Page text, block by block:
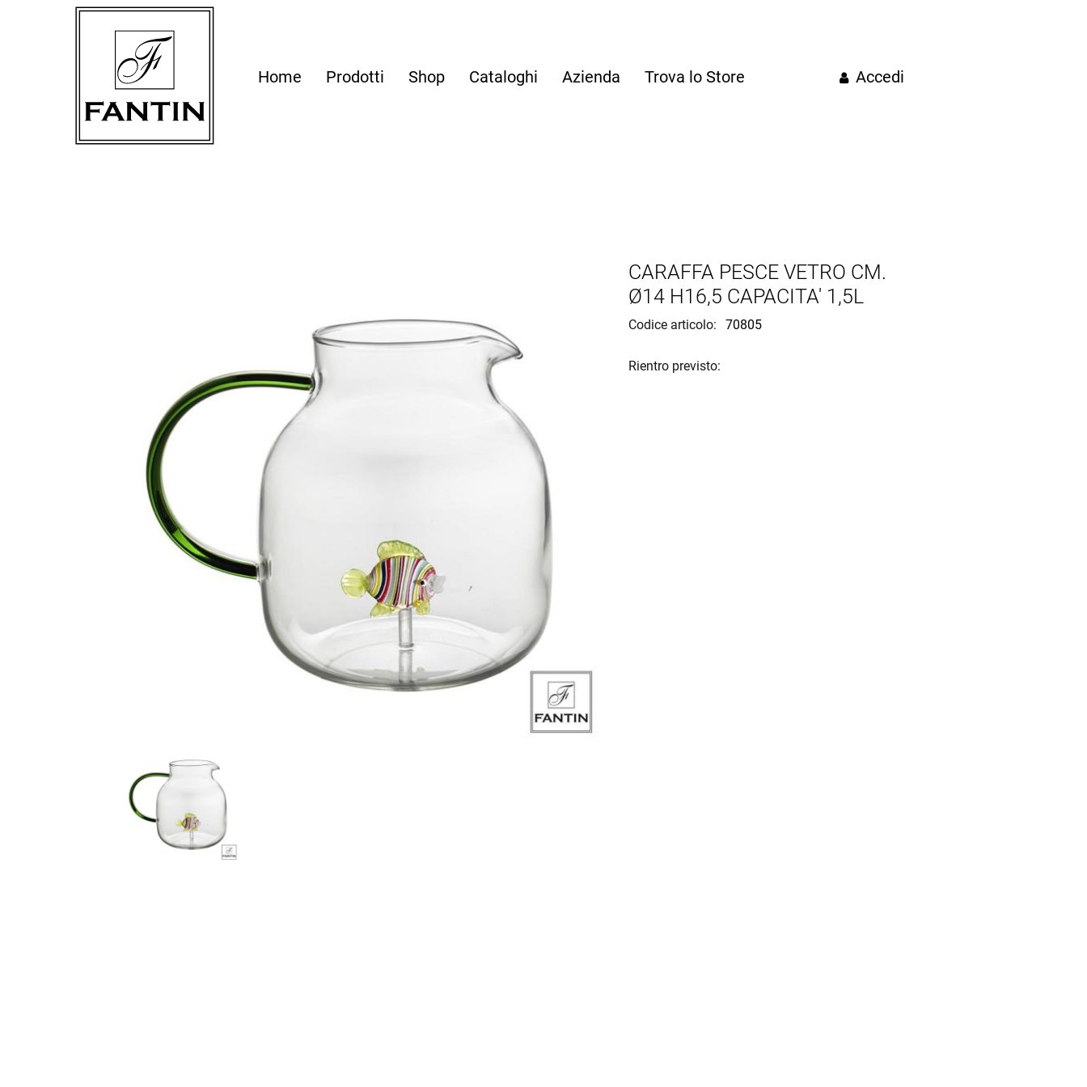
Home Prodotti Shop Cataloghi Azienda Trova lo Store Accedi
CARAFFA PESCE VETRO CM.
Ø14 H16,5 CAPACITA' 1,5L
Codice articolo: 70805
Rientro previsto: